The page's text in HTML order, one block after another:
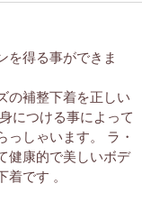
を得る事ができま
の補整下着を正しい
につける事によって
っしゃいます。 ラ・
健康的で美しいボデ
です 。